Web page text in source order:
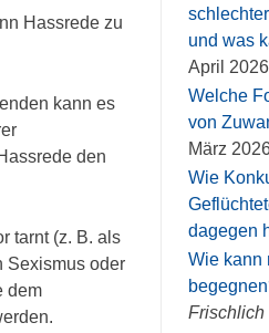
Hassrede zu
kann es
den
tarnt (z. B. als
Sexismus oder
dem
und was
April 2026
Welche
von
März
Wie
dagegen
Wie kann
Frischlich